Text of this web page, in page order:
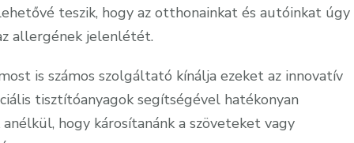
teszik, hogy az otthonainkat és autóinkat úgy
allergének jelenlétét.
is számos szolgáltató kínálja ezeket az innovatív
tisztítóanyagok segítségével hatékonyan
hogy károsítanánk a szöveteket vagy